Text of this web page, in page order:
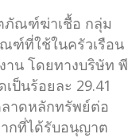
ภัณฑ์ฆ่าเชื้อ กลุ่ม
ฑ์ที่ใช้ในครัวเรือน
น โดยทางบริษัท พี
ป็นร้อยละ 29.41
าดหลักทรัพย์ต่อ
กที่ได้รับอนุญาต